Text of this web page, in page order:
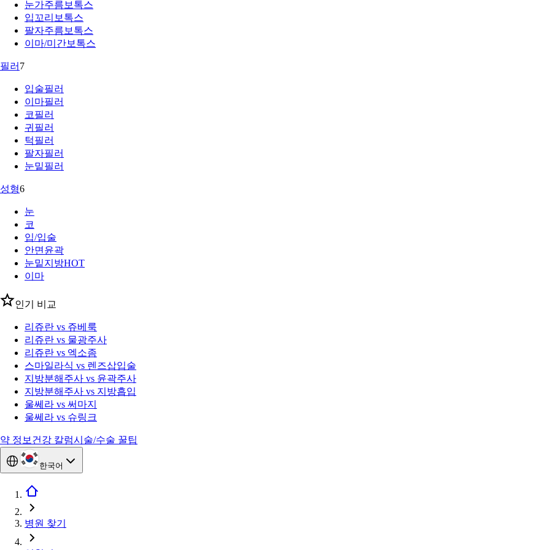
눈가주름보톡스
입꼬리보톡스
팔자주름보톡스
이마/미간보톡스
필러 7
입술필러
이마필러
코필러
귀필러
턱필러
팔자필러
눈밑필러
성형6
눈
코
입/입술
안면윤곽
눈밑지방HOT
이마
인기 비교
리쥬란 vs 쥬베룩
리쥬란 vs 물광주사
리쥬란 vs 엑소좀
스마일라식 vs 렌즈삽입술
지방분해주사 vs 윤곽주사
지방분해주사 vs 지방흡입
울쎄라 vs 써마지
울쎄라 vs 슈링크
약 정보 건강 칼럼시술/수술 꿀팁
한국어
병원 찾기